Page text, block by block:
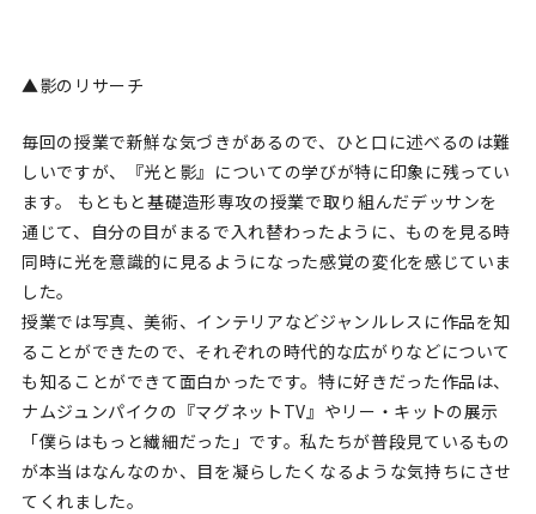
▲影のリサーチ
毎回の授業で新鮮な気づきがあるので、ひと口に述べるのは難
しいですが、『光と影』についての学びが特に印象に残ってい
ます。 もともと基礎造形専攻の授業で取り組んだデッサンを
通じて、自分の目がまるで入れ替わったように、ものを見る時
同時に光を意識的に見るようになった感覚の変化を感じていま
した。
授業では写真、美術、インテリアなどジャンルレスに作品を知
ることができたので、それぞれの時代的な広がりなどについて
も知ることができて面白かったです。特に好きだった作品は、
ナムジュンパイクの『マグネットTV』やリー・キットの展示
「僕らはもっと繊細だった」です。私たちが普段見ているもの
が本当はなんなのか、目を凝らしたくなるような気持ちにさせ
てくれました。